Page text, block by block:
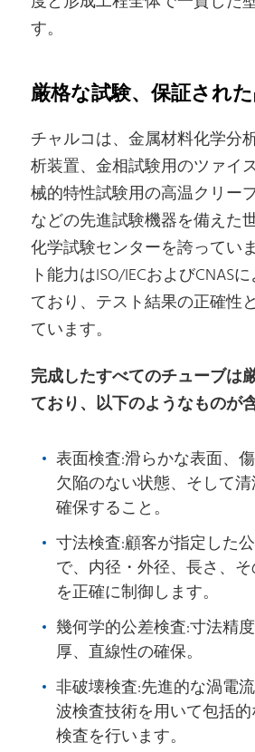
す。
厳格な試験、保証され
チャルコは、金属材料化学分
析装置、金相試験用のツァイ
械的特性試験用の高温クリー
などの先進試験機器を備えた
化学試験センターを誇ってい
ト能力はISO/IECおよびCNAS
ており、テスト結果の正確性
ています。
完成したすべてのチューブは
ており、以下のようなものが
表面検査:滑らかな表面、
欠陥のない状態、そして
確保すること。
寸法検査:顧客が指定した
で、内径・外径、長さ、
を正確に制御します。
幾何学的公差検査:寸法精
厚、直線性の確保。
非破壊検査:先進的な渦電
波検査技術を用いて包括
検査を行います。